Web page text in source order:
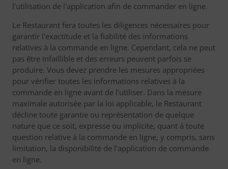
l'utilisation de l'application afin de commander en ligne.
Le Restaurant fera toutes les diligences nécessaires pour
garantir l'exactitude et la fiabilité des informations
relatives à la commande en ligne. Cependant, cela ne peut
pas être infaillible et des erreurs peuvent parfois se
produire. Vous devez prendre les mesures appropriées
pour vérifier toutes les informations relatives à la
commande en ligne avant de l'utiliser. Dans la mesure
maximale autorisée par la loi applicable, le Restaurant
décline toute garantie ou représentation de quelque
nature que ce soit, expresse ou implicite, quant à toute
question relative à la commande en ligne, y compris, sans
limitation, la disponibilité de l'application de commande
en ligne.